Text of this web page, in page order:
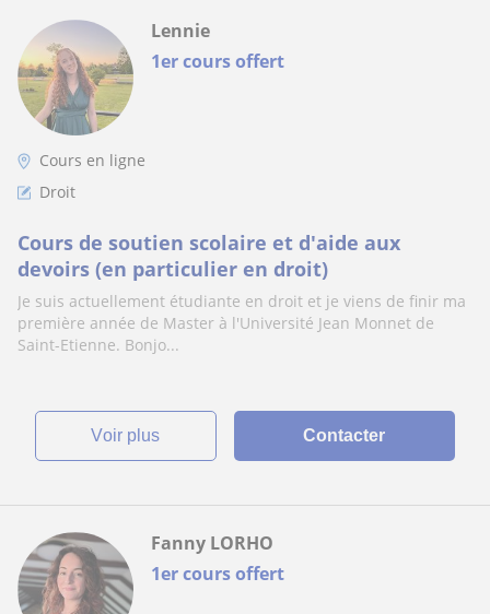
1er cours offert
Lennie
Cours en ligne
Droit
Cours de soutien scolaire et d'aide aux
devoirs (en particulier en droit)
Je suis actuellement étudiante en droit et je viens de finir ma
première année de Master à l'Université Jean Monnet de
Saint-Etienne. Bonjo...
voir plus Contacter
1er cours offert
Fanny LORHO